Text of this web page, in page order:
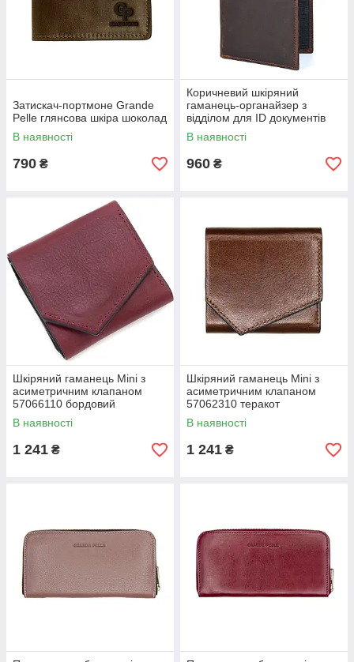
Затискач-портмоне Grande
Pelle глянсова шкіра шоколад
В наявності
790 ₴
Коричневий шкіряний
гаманець-органайзер з
відділом для ID документів
JDR-8450R
В наявності
960 ₴
Шкіряний гаманець Mini з
асиметричним клапаном
57066110 бордовий
В наявності
1 241 ₴
Шкіряний гаманець Mini з
асиметричним клапаном
57062310 теракот
В наявності
1 241 ₴